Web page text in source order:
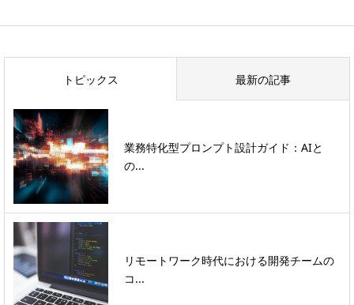
トピックス 最新の記事
業務特化型プロンプト設計ガイド：AIと
の...
リモートワーク時代における開発チームの
コ...